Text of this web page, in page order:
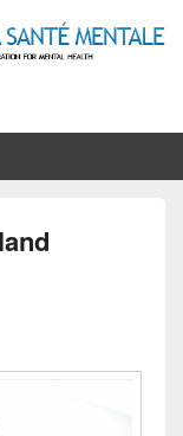
la Santé
la World Federation for